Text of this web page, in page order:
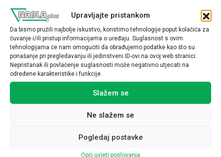
Upravljajte pristankom
Da bismo pružili najbolje iskustvo, koristimo tehnologije poput kolačića za
čuvanje i/ili pristup informacijama o uređaju. Suglasnost s ovim
tehnologijama će nam omogućiti da obrađujemo podatke kao što su
ponašanje pri pregledavanju ili jedinstveni ID-ovi na ovoj web stranici.
Nepristanak ili povlačenje suglasnosti može negativno utjecati na
određene karakteristike i funkcije.
Slažem se
Ne slažem se
Pogledaj postavke
Opći uvjeti poslovanja
TEHNIČKE SPECIFIKACIJE
Povezani proizvodi